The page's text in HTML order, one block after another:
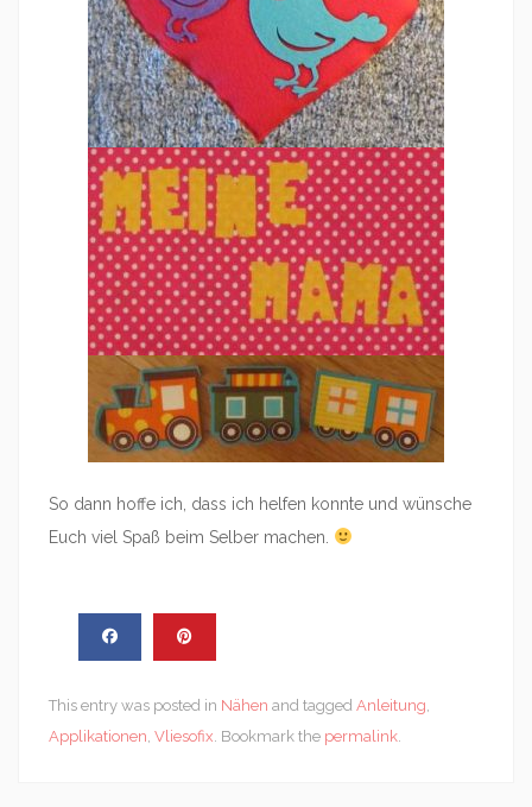
So dann hoffe ich, dass ich helfen konnte und wünsche
Euch viel Spaß beim Selber machen.
This entry was posted in Nähen and tagged Anleitung,
Applikationen, Vliesofix. Bookmark the permalink.